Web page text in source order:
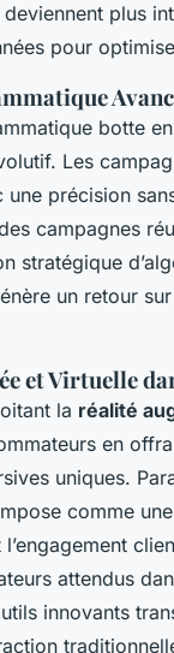
plus
pour
botte
Les
une précision
campagnes
stratégique
un retour
et Virtuelle
la réalité
en
uniques.
comme
attendus
innovants